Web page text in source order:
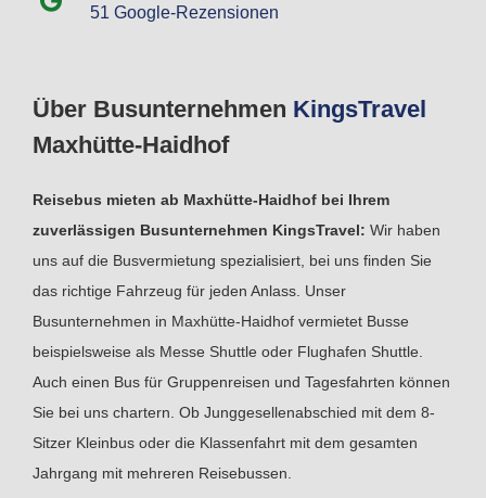
Über Busunternehmen KingsTravel
Maxhütte-Haidhof
Reisebus mieten ab Maxhütte-Haidhof bei Ihrem
zuverlässigen Busunternehmen KingsTravel: Wir haben
uns auf die Busvermietung spezialisiert, bei uns finden Sie
das richtige Fahrzeug für jeden Anlass. Unser
Busunternehmen in Maxhütte-Haidhof vermietet Busse
beispielsweise als Messe Shuttle oder Flughafen Shuttle.
Auch einen Bus für Gruppenreisen und Tagesfahrten können
Sie bei uns chartern. Ob Junggesellenabschied mit dem 8-
Sitzer Kleinbus oder die Klassenfahrt mit dem gesamten
Jahrgang mit mehreren Reisebussen.
51 Google-Rezensionen